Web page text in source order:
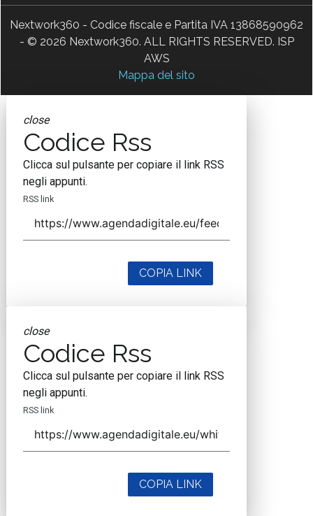
Nextwork360 - Codice fiscale e Partita IVA 13868590962
- © 2026 Nextwork360. ALL RIGHTS RESERVED. ISP
AWS
Mappa del sito
close
Codice Rss
Clicca sul pulsante per copiare il link RSS
negli appunti.
RSS link
COPIA LINK
close
Codice Rss
Clicca sul pulsante per copiare il link RSS
negli appunti.
RSS link
COPIA LINK